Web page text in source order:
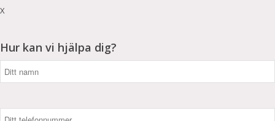
X
Hur kan vi hjälpa dig?